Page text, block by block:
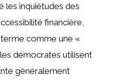
les inquiétudes des
financière,
comme une «
démocrates utilisent
généralement